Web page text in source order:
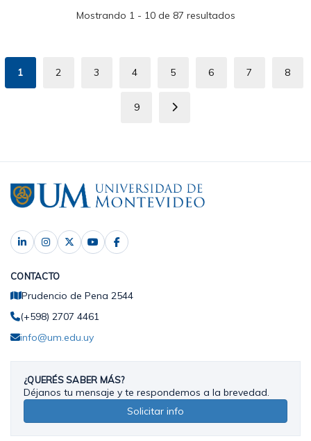
Mostrando 1 - 10 de 87 resultados
Página
1
Page
2
Page
3
Page
4
Page
5
Page
6
Page
7
Page
8
Page
9
Siguiente
CONTACTO
Prudencio de Pena 2544
(+598) 2707 4461
info@um.edu.uy
¿QUERÉS SABER MÁS?
Déjanos tu mensaje y te respondemos a la brevedad.
Solicitar info